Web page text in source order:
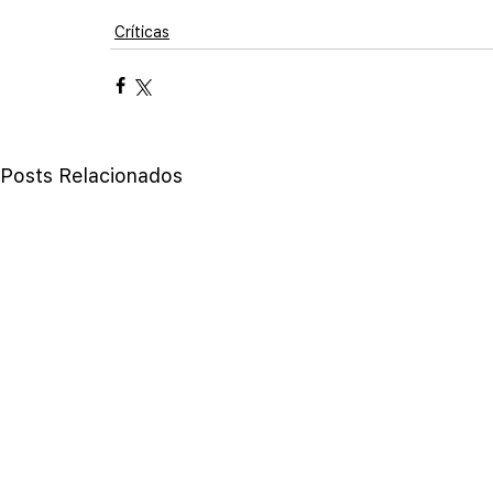
Críticas
Posts Relacionados